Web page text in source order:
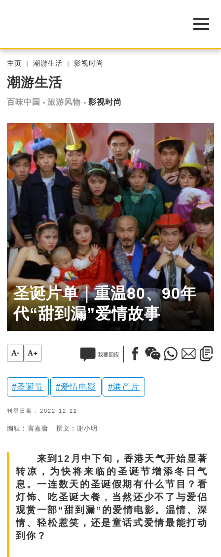
主页 潮游生活 影视时尚
潮游生活
百味中国 旅游风物 影视时尚
圣诞片单｜重温80、90年
代“甜到漏”爱情故事
A- A+ 我要回应
圣诞节 爱情电影 港产片
刊登日期 : 2022-12-22
编辑︰言嘉庸 撰文︰谢小明
来到12月中下旬，香港天气开始显著
转凉，为快将来临的圣诞节增添冬日气
息。一连数天的圣诞假期有什么节目？看
灯饰、吃圣诞大餐，当然还少不了与爱侣
观赏一部“甜到漏”的爱情电影。温情、深
情、轻松惹笑，还是童话式爱情最能打动
到你？